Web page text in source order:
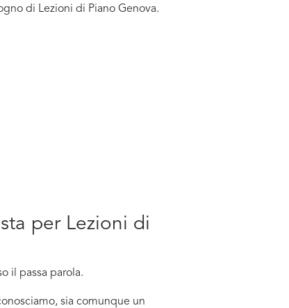
di Lezioni di Piano Genova.
per Lezioni di
il passa parola.
sia comunque un